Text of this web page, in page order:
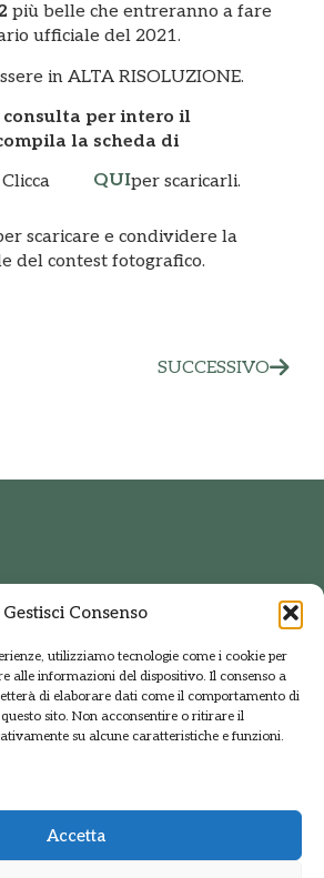
Gestisci Consenso
utilizziamo tecnologie come i cookie per
alle informazioni del dispositivo. Il consenso a
di elaborare dati come il comportamento di
sito. Non acconsentire o ritirare il
su alcune caratteristiche e funzioni.
Accetta
più belle che entreranno a fare
ufficiale del 2021.
in ALTA RISOLUZIONE.
consulta per intero il
la scheda di
Clicca QUIper scaricarli.
scaricare e condividere la
del contest fotografico.
SUCCESSIVO
DELLE GROANE
BRIANTEA
2
Milano
Lombardia